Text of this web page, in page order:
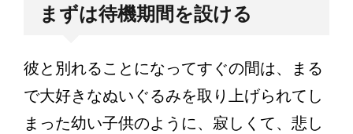
まずは待機期間を設ける
彼と別れることになってすぐの間は、まる
で大好きなぬいぐるみを取り上げられてし
まった幼い子供のように、寂しくて、悲し